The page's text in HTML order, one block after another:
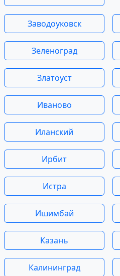
Заводоуковск
Зеленоград
Златоуст
Иваново
Иланский
Ирбит
Истра
Ишимбай
Казань
Калининград